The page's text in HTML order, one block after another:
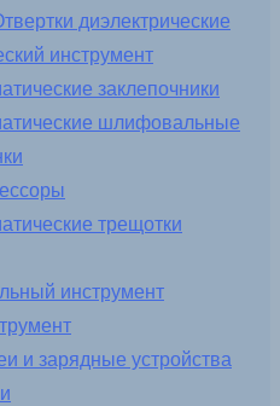
диэлектрические
инструмент
заклепочники
шлифовальные
трещотки
инструмент
и зарядные устройства